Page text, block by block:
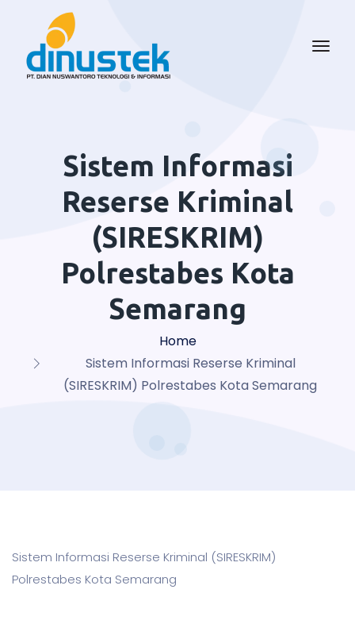
Sistem Informasi
Reserse Kriminal
(SIRESKRIM)
Polrestabes Kota
Semarang
Home
Sistem Informasi Reserse Kriminal
(SIRESKRIM) Polrestabes Kota Semarang
Sistem Informasi Reserse Kriminal (SIRESKRIM)
Polrestabes Kota Semarang